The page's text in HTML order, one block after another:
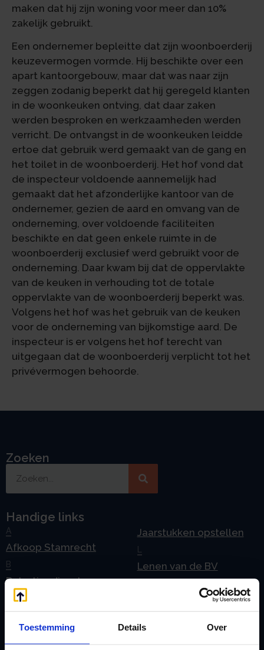
Toestemming Details Over
maken dat hij zijn woning voor meer dan 10%
zakelijk gebruikt.
Een ondernemer bepleitte dat zijn woonboerderij
keuzevermogen vormde. Hij beschikte over een
apart kantoorgebouw, maar dat was naar zijn
zeggen zodanig beperkt dat hij geregeld klanten
in de woonkeuken ontving, dat daar zaken
werden besproken en werkzaamheden werden
verricht. De ontvangst in de woonkeuken leidde
ertoe dat gebruik werd gemaakt van de gang en
het toilet in de woonboerderij. Het hof vond dat
de inspecteur voldoende aannemelijk had
gemaakt dat het afzonderlijke kantoor van de
ondernemer, gezien de aard en omvang van de
onderneming, over voldoende faciliteiten
beschikte en dat geen enkele ruimte in de
woonboerderij exclusief werd gebruikt voor de
onderneming. Daar kwam bij dat de oppervlakte
van de keuken in verhouding tot de totale
oppervlakte van de woonboerderij beperkt was.
Volgens het hof was het gebruik van de keuken
voor de onderneming van bijkomstige aard. De
inspecteur is er volgens het hof terecht van
uitgegaan dat de woonboerderij verplicht tot het
privévermogen behoorde.
Zoeken
Handige links
A
Afkoop Stamrecht
B
Belastingdienst
doorgeven
Jaarstukken opstellen
L
Lenen van de BV
Liquidatie Pensioen BV
Loonadministratie